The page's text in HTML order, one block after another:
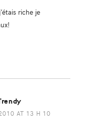
riche je
AT 13 H 10